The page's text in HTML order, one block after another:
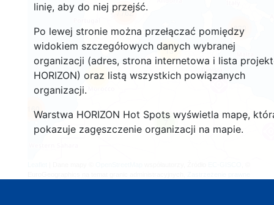
linię, aby do niej przejść.
Po lewej stronie można przełączać pomiędzy
widokiem szczegółowych danych wybranej
organizacji (adres, strona internetowa i lista
HORIZON) oraz listą wszystkich powiązanych
organizacji.
Warstwa HORIZON Hot Spots wyświetla mapę,
pokazuje zagęszczenie organizacji na mapie.
7
160
13
62
7762
830